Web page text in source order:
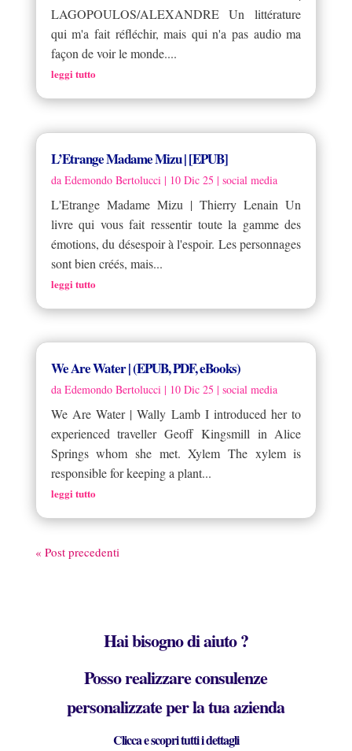
LAGOPOULOS/ALEXANDRE Un littérature
qui m'a fait réfléchir, mais qui n'a pas audio ma
façon de voir le monde....
leggi tutto
L’Etrange Madame Mizu | [EPUB]
da Edemondo Bertolucci | 10 Dic 25 | social media
L'Etrange Madame Mizu | Thierry Lenain Un
livre qui vous fait ressentir toute la gamme des
émotions, du désespoir à l'espoir. Les personnages
sont bien créés, mais...
leggi tutto
We Are Water | (EPUB, PDF, eBooks)
da Edemondo Bertolucci| 10 Dic 25 | social media
We Are Water | Wally Lamb I introduced her to
experienced traveller Geoff Kingsmill in Alice
Springs whom she met. Xylem The xylem is
responsible for keeping a plant...
leggi tutto
« Post precedenti
Hai bisogno di aiuto ?
Posso realizzare consulenze
personalizzate per la tua azienda
Clicca e scopri tutti i dettagli